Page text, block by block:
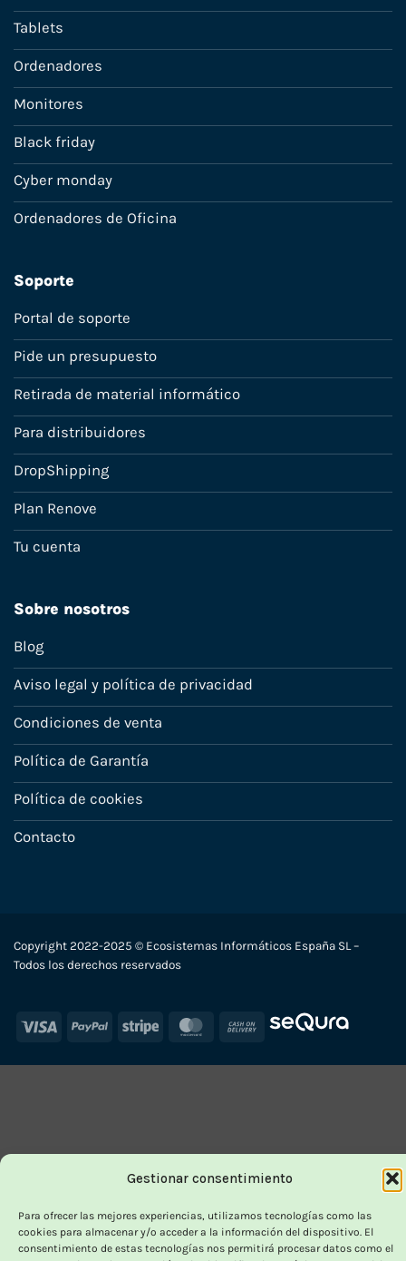
Gestionar consentimiento
Para ofrecer las mejores experiencias, utilizamos tecnologías como las
cookies para almacenar y/o acceder a la información del dispositivo. El
consentimiento de estas tecnologías nos permitirá procesar datos como el
Tablets
Ordenadores
Monitores
Black friday
Cyber monday
Ordenadores de Oficina
Soporte
Portal de soporte
Pide un presupuesto
Retirada de material informático
Para distribuidores
DropShipping
Plan Renove
Tu cuenta
Sobre nosotros
Blog
Aviso legal y política de privacidad
Condiciones de venta
Política de Garantía
Política de cookies
Contacto
Copyright 2022-2025 © Ecosistemas Informáticos España SL –
Todos los derechos reservados
Visa PayPal Stripe MasterCard
Cash